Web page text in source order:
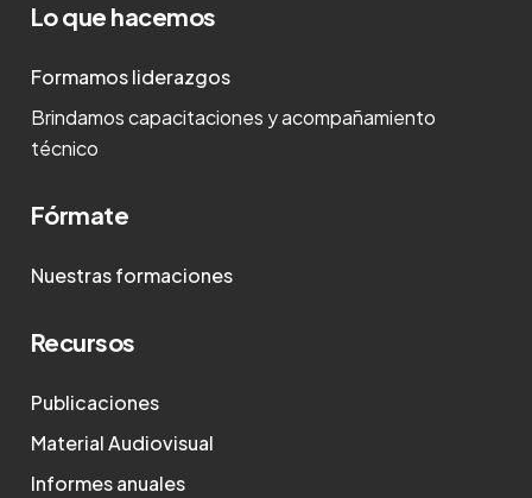
Lo que hacemos
Formamos liderazgos
Brindamos capacitaciones y acompañamiento
técnico
Fórmate
Nuestras formaciones
Recursos
Publicaciones
Material Audiovisual
Informes anuales